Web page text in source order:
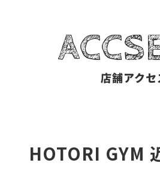
店舗アクセ
HOTORI GYM